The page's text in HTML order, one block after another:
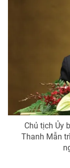
Liên hệ tòa
THỜI BÁO VTV
Chủ tịch Ủy
Thanh Mẫn